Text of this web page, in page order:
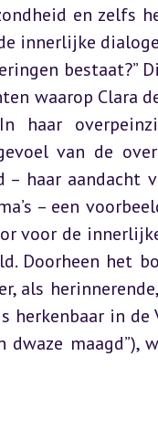
en zelfs
innerlijke
waarop Clara
haar
van de
– haar
– een
voor de
Doorheen
als
herkenbaar in
dwaze